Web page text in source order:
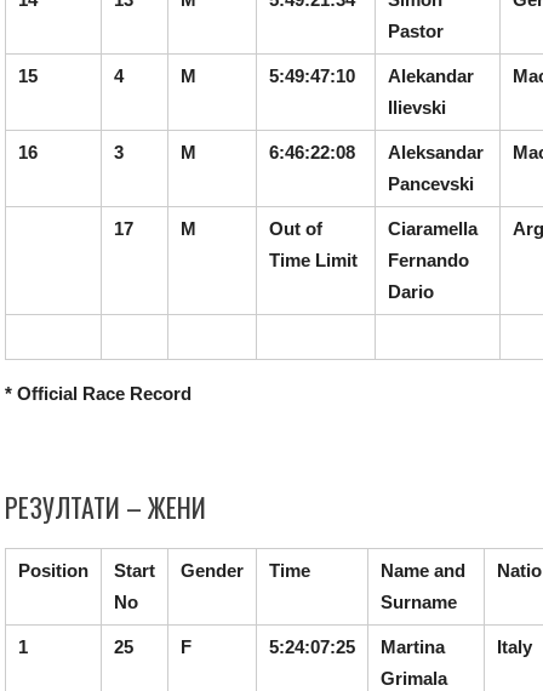
Pastor
15 4 M 5:49:47:10
Alekandar
Ilievski
16 3 M 6:46:22:08
Aleksandar
Pancevski
17 M
Out of
Time Limit
Ciaramella
Fernando
Dario
* Official Race Record
РЕЗУЛТАТИ – ЖЕНИ
Position
Start
No
Gender Time
Name and
Surname
1 25 F 5:24:07:25
Martina
Grimala
Italy